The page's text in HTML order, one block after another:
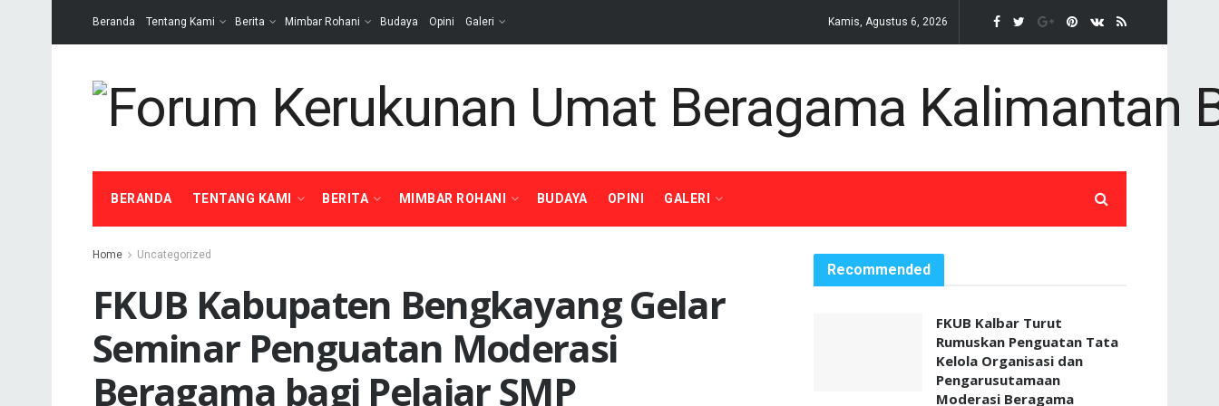
Beranda Tentang Kami Berita Mimbar Rohani Budaya Opini Galeri Kamis, Agustus 6, 2026
BERANDA TENTANG KAMI BERITA MIMBAR ROHANI BUDAYA OPINI GALERI
Home Uncategorized
FKUB Kabupaten Bengkayang Gelar
Seminar Penguatan Moderasi
Beragama bagi Pelajar SMP
Recommended
FKUB Kalbar Turut
Rumuskan Penguatan Tata
Kelola Organisasi dan
Pengarusutamaan
Moderasi Beragama